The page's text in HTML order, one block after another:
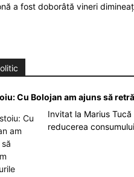
a fost doborâtă vineri
Cu Bolojan am ajuns să
Invitat la Marius
reducerea